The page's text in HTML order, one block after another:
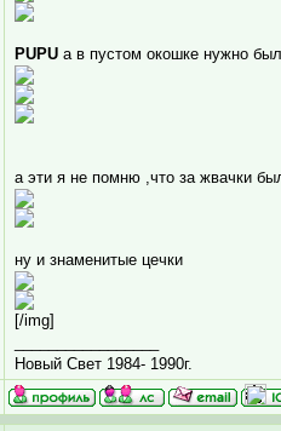
PUPU а в пустом окошке нужно
а эти я не помню ,что за жвачки
ну и знаменитые цечки
[/img]
Новый Свет 1984- 1990г.